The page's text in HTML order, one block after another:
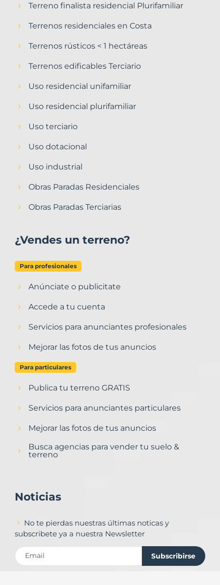
Terreno finalista residencial Plurifamiliar
Terrenos residenciales en Costa
Terrenos rústicos < 1 hectáreas
Terrenos edificables Terciario
Uso residencial unifamiliar
Uso residencial plurifamiliar
Uso terciario
Uso dotacional
Uso industrial
Obras Paradas Residenciales
Obras Paradas Terciarias
¿Vendes un terreno?
Para profesionales
Anúnciate o publicitate
Accede a tu cuenta
Servicios para anunciantes profesionales
Mejorar las fotos de tus anuncios
Para particulares
Publica tu terreno GRATIS
Servicios para anunciantes particulares
Mejorar las fotos de tus anuncios
Busca agencias para vender tu suelo &
terreno
Noticias
No te pierdas nuestras últimas noticas y
subscribete ya a nuestra Newsletter
Subscribirse